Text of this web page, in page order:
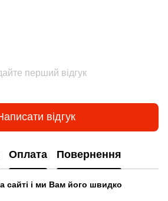
перший відгук
відгук
Оплата Повернення
сайті і ми Вам його швидко